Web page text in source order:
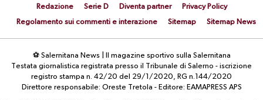
Redazione Serie D Diventa partner
Privacy Policy
Regolamento sui commenti e interazione
Sitemap Sitemap News
⚽ Salernitana News | Il magazine sportivo sulla Salernitana
Testata giornalistica registrata presso il Tribunale di Salerno - iscrizione
registro stampa n. 42/20 del 29/1/2020, RG n.144/2020
Direttore responsabile: Oreste Tretola - Editore: EAMAPRESS APS